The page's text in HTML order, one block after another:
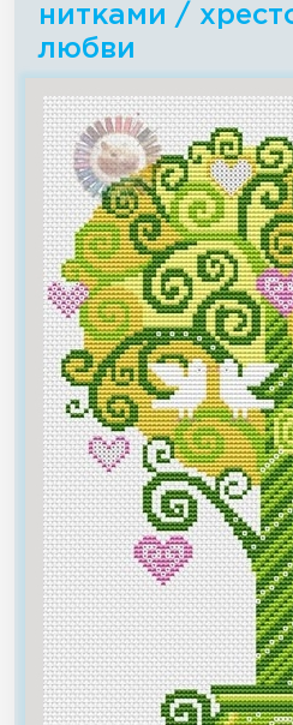
нитками /
любви